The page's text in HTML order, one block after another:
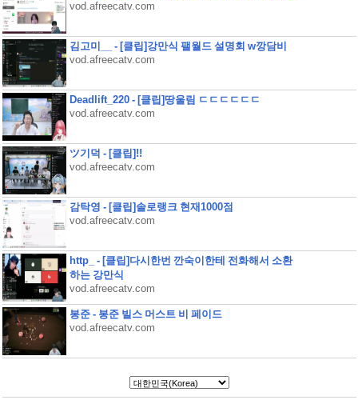
vod.afreecatv.com
김고미__ - [클립]강만식 팰월드 설명회 w깡담비
vod.afreecatv.com
Deadlift_220 - [클립]땅울림 ㄷㄷㄷㄷㄷㄷ
vod.afreecatv.com
ツ기덕 - [클립]!!
vod.afreecatv.com
감탁영 - [클립]솔로랭크 현재1000점
vod.afreecatv.com
http_ - [클립]다시한번 깐숙이한테 전화해서 소환
하는 강만식
vod.afreecatv.com
봉준 - 봉준 빌스 머스트 비 페이드
vod.afreecatv.com